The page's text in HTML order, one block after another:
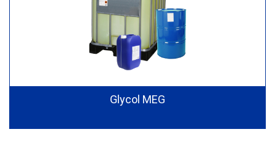
Glycol MEG